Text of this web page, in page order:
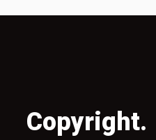
Copyright.